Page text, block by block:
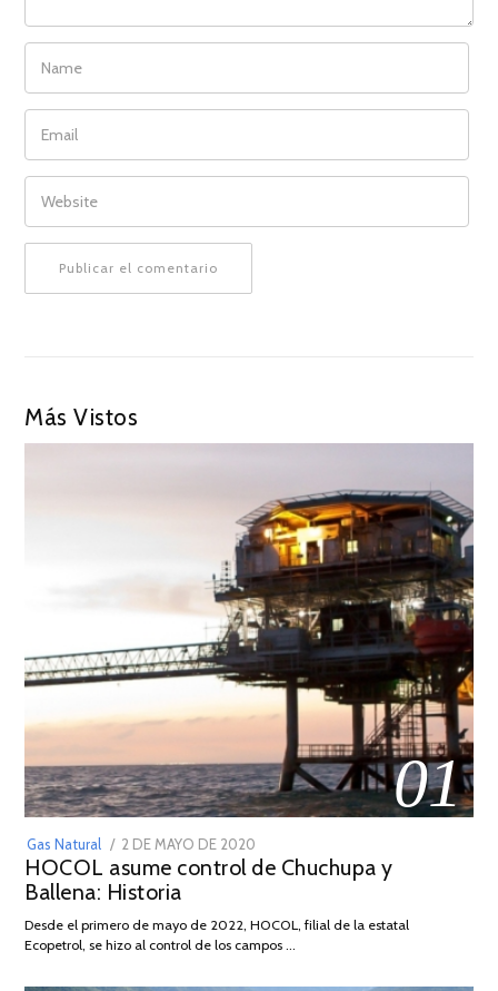
NAME
EMAIL
WEBSITE
Más Vistos
01
Gas Natural
POSTED
ON
2 DE MAYO DE 2020
DE
2026
HOCOL asume control de Chuchupa y
Ballena: Historia
Desde el primero de mayo de 2022, HOCOL, filial de la estatal
Ecopetrol, se hizo al control de los campos …